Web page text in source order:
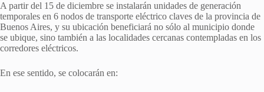
A partir del 15 de diciembre se instalarán unidades de generación
temporales en 6 nodos de transporte eléctrico claves de la provincia de
Buenos Aires, y su ubicación beneficiará no sólo al municipio donde
se ubique, sino también a las localidades cercanas contempladas en los
corredores eléctricos.
En ese sentido, se colocarán en: